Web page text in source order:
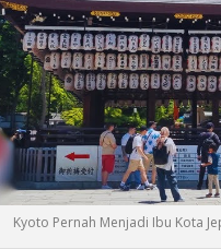
Kyoto Pernah Menjadi Ibu Kota